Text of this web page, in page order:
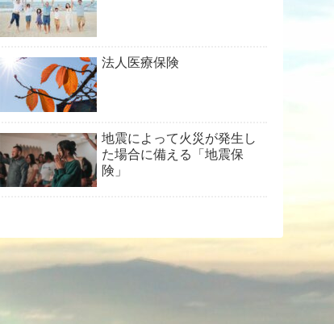
法人医療保険
地震によって火災が発生し
た場合に備える「地震保
険」